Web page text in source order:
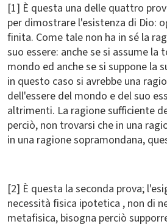
[1] È questa una delle quattro
per dimostrare l'esistenza di Dio:
finita. Come tale non ha in sé la
suo essere: anche se si assume
mondo ed anche se si suppone la
in questo caso si avrebbe una
dell'essere del mondo e del suo
altrimenti. La ragione sufficiente
perciò, non trovarsi che in una
in una ragione sopramondana,
[2] È questa la seconda prova;
necessità fisica ipotetica , non di
metafisica, bisogna perciò